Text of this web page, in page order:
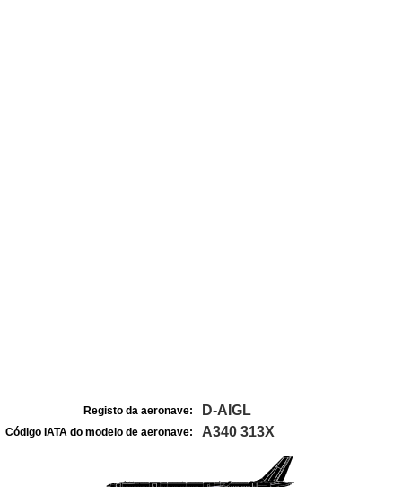
Registo da aeronave: D-AIGL
Código IATA do modelo de aeronave: A340 313X